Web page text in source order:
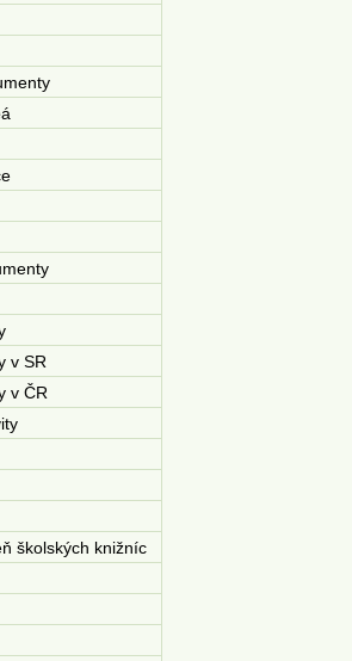
v SR
v ČR
školských knižníc